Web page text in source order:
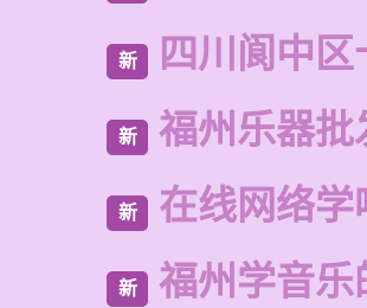
新 四川阆中
新 福州乐器批
新 在线网络
新 福州学音乐